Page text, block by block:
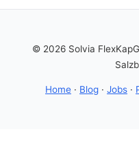
© 2026 Solvia
Home · Blog · Jobs ·